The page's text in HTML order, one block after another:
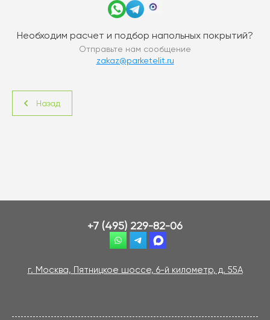
Необходим расчет и подбор напольных покрытий?
Отправьте нам сообщение
zakaz@parketelit.ru
Назад
+7 (495) 229-82-06
г. Москва, Пятницкое шоссе, 6-й километр, д. 55А